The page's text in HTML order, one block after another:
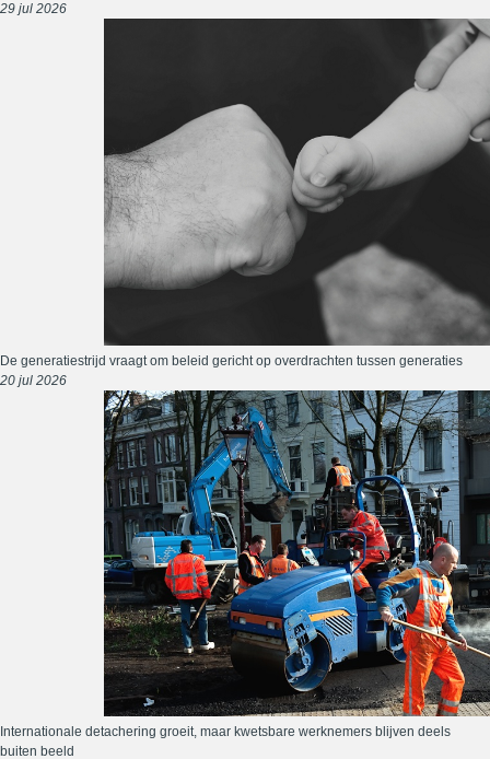
29 jul 2026
De generatiestrijd vraagt om beleid gericht op overdrachten tussen generaties
20 jul 2026
Internationale detachering groeit, maar kwetsbare werknemers blijven deels
buiten beeld